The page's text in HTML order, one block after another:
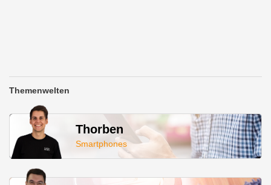
Themenwelten
Thorben
Smartphones